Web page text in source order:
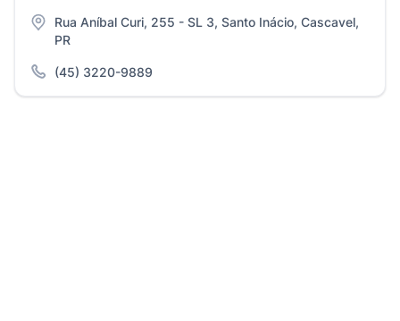
Rua Aníbal Curi, 255 - SL 3, Santo Inácio, Cascavel,
PR
(45) 3220-9889